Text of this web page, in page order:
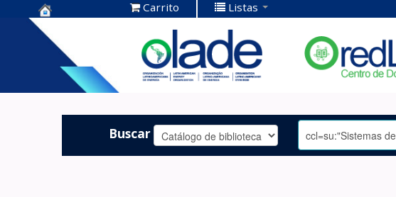
Centro de
Documentación
OLADE -
Carrito Listas
Buscar